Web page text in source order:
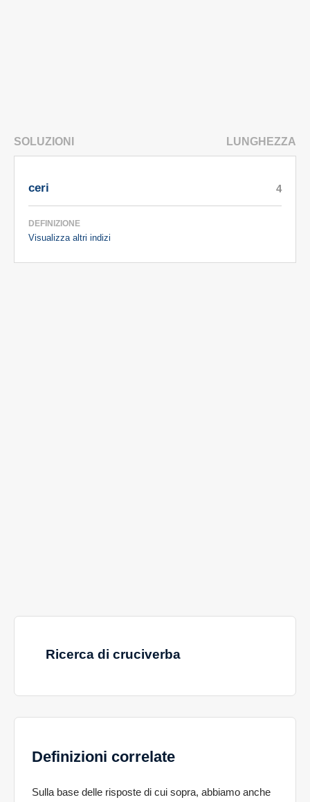
SOLUZIONI LUNGHEZZA
ceri
DEFINIZIONE
Visualizza altri indizi
4
Ricerca di cruciverba
Definizioni correlate
Sulla base delle risposte di cui sopra, abbiamo anche